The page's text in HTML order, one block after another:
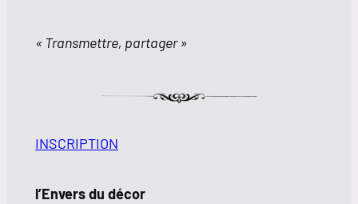
« Transmettre, partager »
INSCRIPTION
l’Envers du décor